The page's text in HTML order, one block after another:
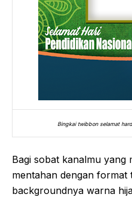
Bingkai twibbon selamat
Bagi sobat kanalmu yang
mentahan dengan
backgroundnya warna